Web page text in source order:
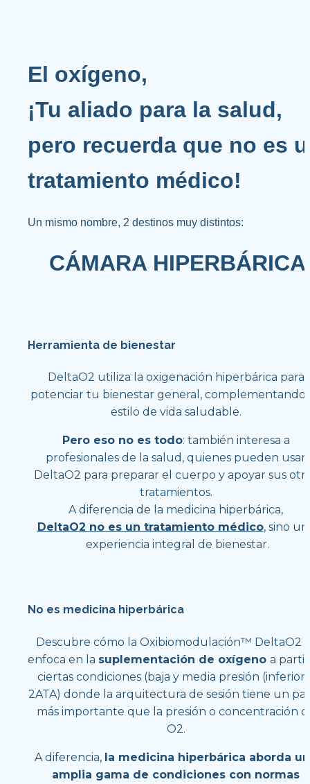
El oxígeno,
¡Tu aliado para la salud,
pero recuerda que no es
tratamiento médico!
Un mismo nombre, 2 destinos muy distintos:
CÁMARA HIPERBÁRICA
Herramienta de bienestar
DeltaO2 utiliza la oxigenación hiperbárica para
potenciar tu bienestar general, complementando
estilo de vida saludable.
Pero eso no es todo: también interesa a
profesionales de la salud, quienes pueden usar
DeltaO2 para preparar el cuerpo y apoyar sus
tratamientos.
A diferencia de la medicina hiperbárica,
DeltaO2 no es un tratamiento médico, sino
experiencia integral de bienestar.
No es medicina hiperbárica
Descubre cómo la Oxibiomodulación™ DeltaO2
enfoca en la suplementación de oxígeno a
ciertas condiciones (baja y media presión (inferior
2ATA) donde la arquitectura de sesión tiene un
más importante que la presión o concentración
O2.
A diferencia, la medicina hiperbárica aborda
amplia gama de condiciones con normas